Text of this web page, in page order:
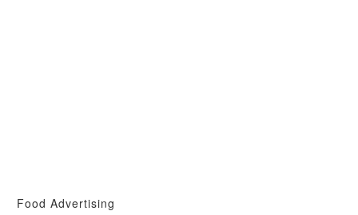
Food Advertising